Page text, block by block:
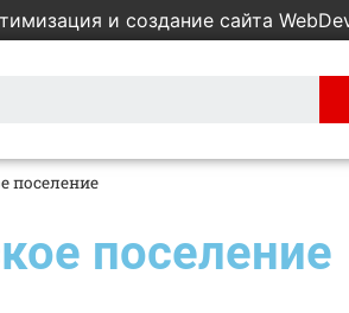
и создание сайта
поселение
поселение